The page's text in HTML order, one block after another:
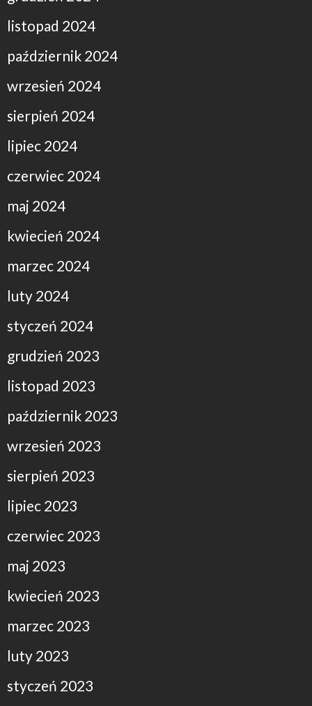
listopad 2024
październik 2024
wrzesień 2024
sierpień 2024
lipiec 2024
czerwiec 2024
maj 2024
kwiecień 2024
marzec 2024
luty 2024
styczeń 2024
grudzień 2023
listopad 2023
październik 2023
wrzesień 2023
sierpień 2023
lipiec 2023
czerwiec 2023
maj 2023
kwiecień 2023
marzec 2023
luty 2023
styczeń 2023